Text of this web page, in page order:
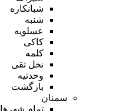
شبانکاره
شنبه
عسلویه
کاکی
کلمه
نخل تقی
وحدتیه
بازگشت
سمنان
تمام شهر‌ها